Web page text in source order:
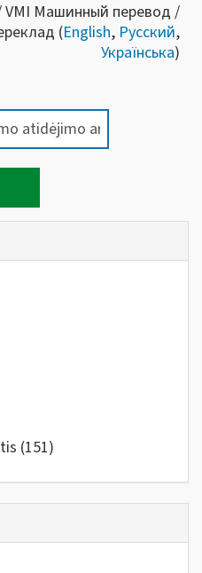
VMI Машинный перевод /
(English, Русский,
Українська)
(151)